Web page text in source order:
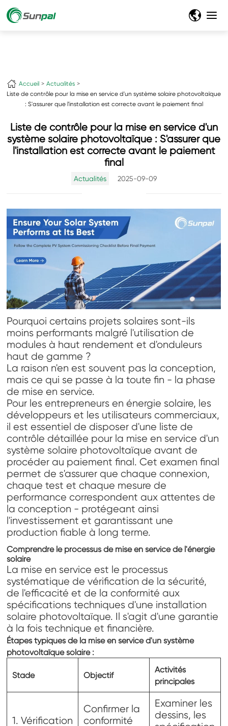
Accueil
Actualités
Liste de contrôle pour la mise en service d'un système solaire photovoltaïque
: S'assurer que l'installation est correcte avant le paiement final
Liste de contrôle pour la mise en service d'un
système solaire photovoltaïque : S'assurer que
l'installation est correcte avant le paiement
final
Actualités 2025-09-09
Pourquoi certains projets solaires sont-ils
moins performants malgré l'utilisation de
modules à haut rendement et d'onduleurs
haut de gamme ?
La raison n'en est souvent pas la conception,
mais ce qui se passe à la toute fin - la phase
de mise en service.
Pour les entrepreneurs en énergie solaire, les
développeurs et les utilisateurs commerciaux,
il est essentiel de disposer d'une liste de
contrôle détaillée pour la mise en service d'un
système solaire photovoltaïque avant de
procéder au paiement final. Cet examen final
permet de s'assurer que chaque connexion,
chaque test et chaque mesure de
performance correspondent aux attentes de
la conception - protégeant ainsi
l'investissement et garantissant une
production fiable à long terme.
Comprendre le processus de mise en service de l'énergie
solaire
La mise en service est le processus
systématique de vérification de la sécurité,
de l'efficacité et de la conformité aux
spécifications techniques d'une installation
solaire photovoltaïque. Il s'agit d'une garantie
à la fois technique et financière.
Étapes typiques de la mise en service d'un système
photovoltaïque solaire :
Stade Objectif
Activités
principales
1. Vérification
Confirmer la
conformité
Examiner les
dessins, les